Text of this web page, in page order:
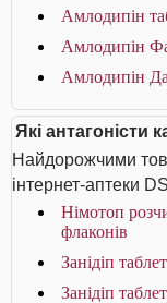
Амлодипін
Амлодипін
Амлодипін
Які антагоністи
Найдорожчими
інтернет-аптеки
Німотоп
флаконів
Занідіп
Занідіп